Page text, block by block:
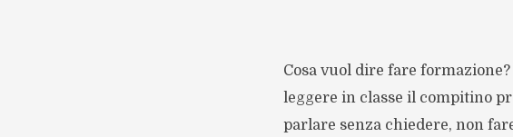
Cosa vuol dire fare
leggere in classe il compitino
parlare senza chiedere, non